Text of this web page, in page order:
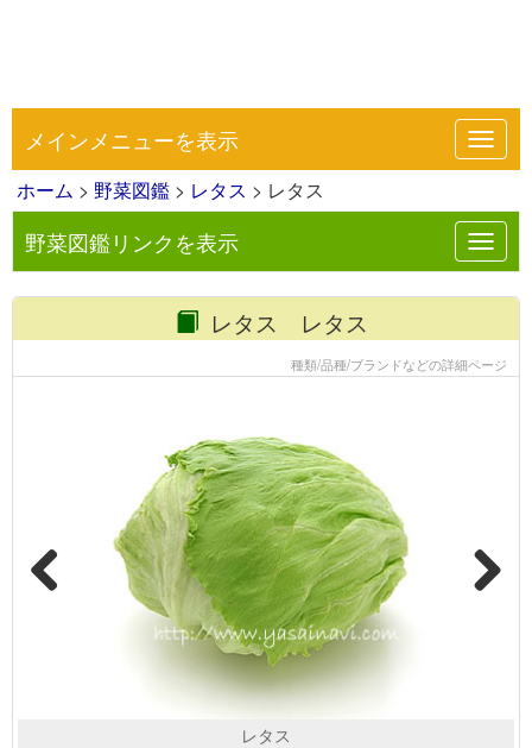
メインメニューを表示
ホーム > 野菜図鑑 > レタス > レタス
野菜図鑑リンクを表示
レタス レタス
種類/品種/ブランドなどの詳細ページ
レタス